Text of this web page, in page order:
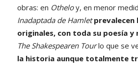
obras: en Otheloy, en menor
Inadaptada de Hamlet
originales, con toda su poesía y
The Shakespearen Tourlo que se
la historia aunque totalmente